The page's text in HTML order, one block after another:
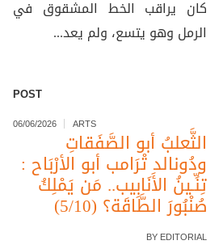
كان يراقب الخط المشقوق في
الرمل وهو يتسع، ولم يعد...
POST
06/06/2026 ARTS
الثَّعلبُ أبو الصَّفَقاتِ
ودُونالد تْرَامب أبو الأرْبَاح :
تِنِّـينُ الأَنَابِيب.. مَن يَمْلِكُ
صُنْبُورَ الطَّاقَة؟ (5/10)
BY EDITORIAL